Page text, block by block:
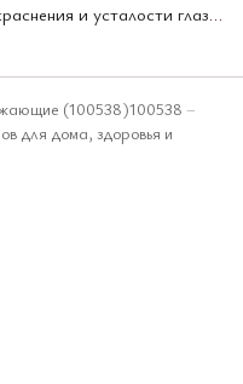
Увлажняющие капли для глаз от покраснения и усталости глаз Lycee Rohto 8 мл (135653)